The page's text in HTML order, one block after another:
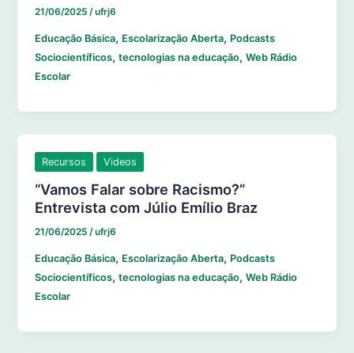
21/06/2025 /ufrj6
Educação Básica, Escolarização Aberta, Podcasts
Sociocientíficos,tecnologias na educação,Web Rádio
Escolar
Recursos Videos
“Vamos Falar sobre Racismo?”
Entrevista com Júlio Emílio Braz
21/06/2025/ufrj6
Educação Básica, Escolarização Aberta, Podcasts
Sociocientíficos,tecnologias na educação,Web Rádio
Escolar